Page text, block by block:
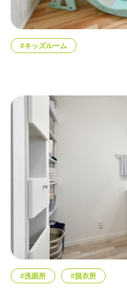
#キッズルーム
#洗面所 #脱衣所